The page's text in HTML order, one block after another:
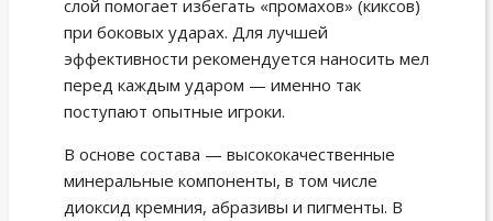
слой помогает избегать «промахов» (киксов)
при боковых ударах. Для лучшей
эффективности рекомендуется наносить мел
перед каждым ударом — именно так
поступают опытные игроки.
В основе состава — высококачественные
минеральные компоненты, в том числе
диоксид кремния, абразивы и пигменты. В